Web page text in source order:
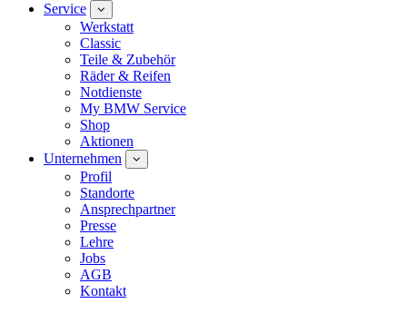
Service
Werkstatt
Classic
Teile & Zubehör
Räder & Reifen
Notdienste
My BMW Service
Shop
Aktionen
Unternehmen
Profil
Standorte
Ansprechpartner
Presse
Lehre
Jobs
AGB
Kontakt